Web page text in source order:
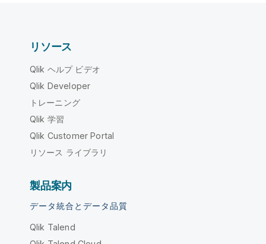
リソース
Qlik ヘルプ ビデオ
Qlik Developer
トレーニング
Qlik 学習
Qlik Customer Portal
リソース ライブラリ
製品案内
データ統合とデータ品質
Qlik Talend